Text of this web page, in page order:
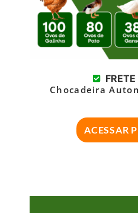
Chocadeira
ACESSAR